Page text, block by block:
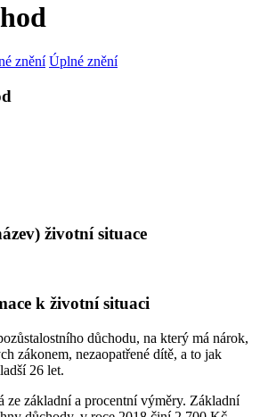
znění Úplné znění
životní situace
k životní situaci
důchodu, na který má nárok,
zákonem, nezaopatřené dítě, a to jak
26 let.
ze základní a procentní výměry. Základní